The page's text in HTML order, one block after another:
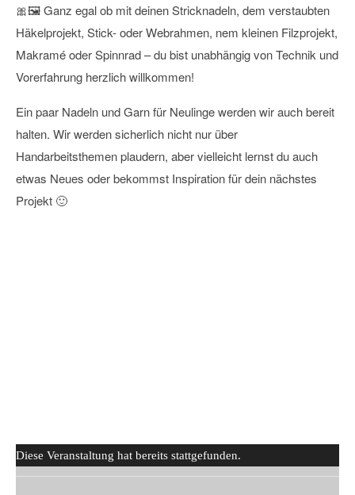
🎀🖼️ Ganz egal ob mit deinen Stricknadeln, dem verstaubten
Häkelprojekt, Stick- oder Webrahmen, nem kleinen Filzprojekt,
Makramé oder Spinnrad – du bist unabhängig von Technik und
Vorerfahrung herzlich willkommen!
Ein paar Nadeln und Garn für Neulinge werden wir auch bereit
halten. Wir werden sicherlich nicht nur über
Handarbeitsthemen plaudern, aber vielleicht lernst du auch
etwas Neues oder bekommst Inspiration für dein nächstes
Projekt 🙂
Diese Veranstaltung hat bereits stattgefunden.